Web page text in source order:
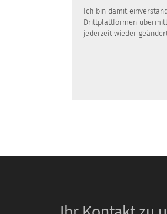
Ich bin damit
Drittplattformen
jederzeit wieder